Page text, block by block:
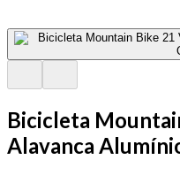
Bicicleta
Alavanca